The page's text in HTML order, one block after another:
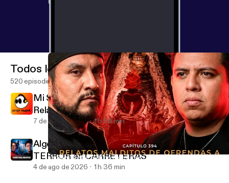
La SANTA MUERTE no pide niños | Relatos paranormales
EXTRA ANORMAL
Todos los episodios
520 episodios
Mi SUEGRA le hizo un AMARRE a su hijo |
Relatos de BRUJERÍA REALES
7 de ago de 2026 1 h 59 min
Algo NOS PERSIGUIÓ durante kilómetros |
TERROR en CARRETERAS
4 de ago de 2026 1 h 36 min